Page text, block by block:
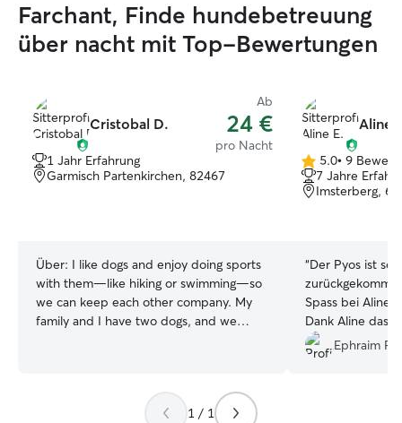
Farchant, Finde hundebetreuung
über nacht mit Top-Bewertungen
Cristobal D.
Ab
24 €
pro Nacht
1 Jahr Erfahrung
Garmisch Partenkirchen, 82467
Über: I like dogs and enjoy doing sports
with them—like hiking or swimming—so
we can keep each other company. My
family and I have two dogs, and we
time to be with the dogs and take them
Aline
5.0
von
5
5.0• 9
7 Jahre
Imsterberg,
“Der Pyos ist
Spass bei Aline
Dank Aline dass
gekümmert hast. Ich kann Aline
empfehlen!
Ephraim R.
1 / 1